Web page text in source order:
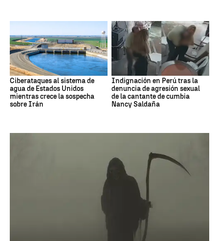
Ciberataques al sistema de
agua de Estados Unidos
mientras crece la sospecha
sobre Irán
Indignación en Perú tras la
denuncia de agresión sexual
de la cantante de cumbia
Nancy Saldaña